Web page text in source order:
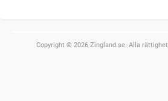
Copyright © 2026 Zingland.se. Alla